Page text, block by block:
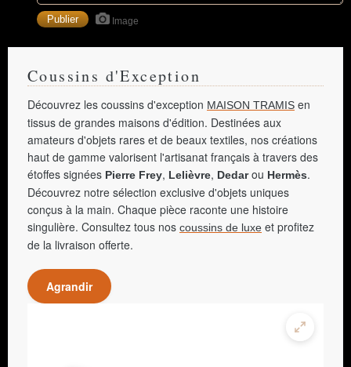
Image
Coussins d'Exception
Découvrez les coussins d'exception MAISON TRAMIS en
tissus de grandes maisons d'édition. Destinées aux
amateurs d'objets rares et de beaux textiles, nos créations
haut de gamme valorisent l'artisanat français à travers des
étoffes signées Pierre Frey, Lelièvre, Dedarou Hermès.
Découvrez notre sélection exclusive d'objets uniques
conçus à la main. Chaque pièce raconte une histoire
singulière. Consultez tous nos coussins de luxe et profitez
de la livraison offerte.
Agrandir